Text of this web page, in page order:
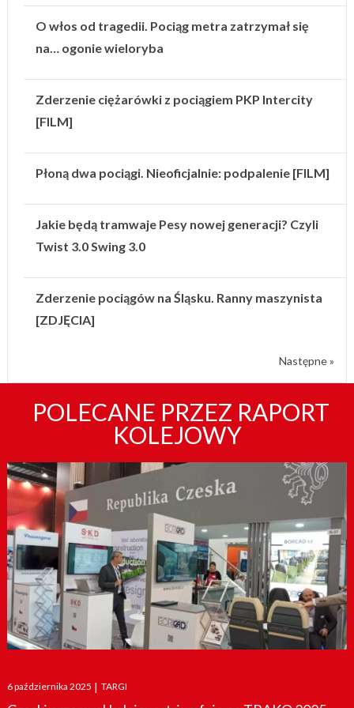
O włos od tragedii. Pociąg metra zatrzymał się
na… ogonie wieloryba
Zderzenie ciężarówki z pociągiem PKP Intercity
[FILM]
Płoną dwa pociągi. Nieoficjalnie: podpalenie [FILM]
Jakie będą tramwaje Pesy nowej generacji? Czyli
Twist 3.0 Swing 3.0
Zderzenie pociągów na Śląsku. Ranny maszynista
[ZDJĘCIA]
Następne »
POLECANE PRZEZ RAPORT
KOLEJOWY
Posted
on
6 października 2025 | TARGI